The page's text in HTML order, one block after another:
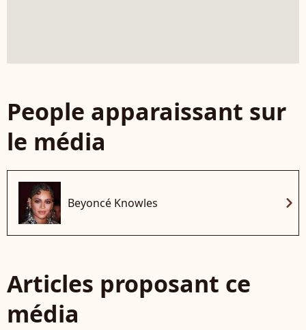
People apparaissant sur
le média
Beyoncé Knowles chevron_right
Articles proposant ce
média